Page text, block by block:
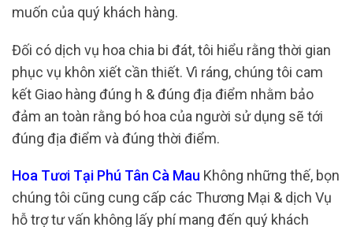
muốn của quý khách hàng.
Đối có dịch vụ hoa chia bi đát, tôi hiểu rằng thời gian
phục vụ khôn xiết cần thiết. Vì ráng, chúng tôi cam
kết Giao hàng đúng h & đúng địa điểm nhằm bảo
đảm an toàn rằng bó hoa của người sử dụng sẽ tới
đúng địa điểm và đúng thời điểm.
Hoa Tươi Tại Phú Tân Cà Mau Không những thế, bọn
chúng tôi cũng cung cấp các Thương Mại & dịch Vụ
hỗ trợ tư vấn không lấy phí mang đến quý khách